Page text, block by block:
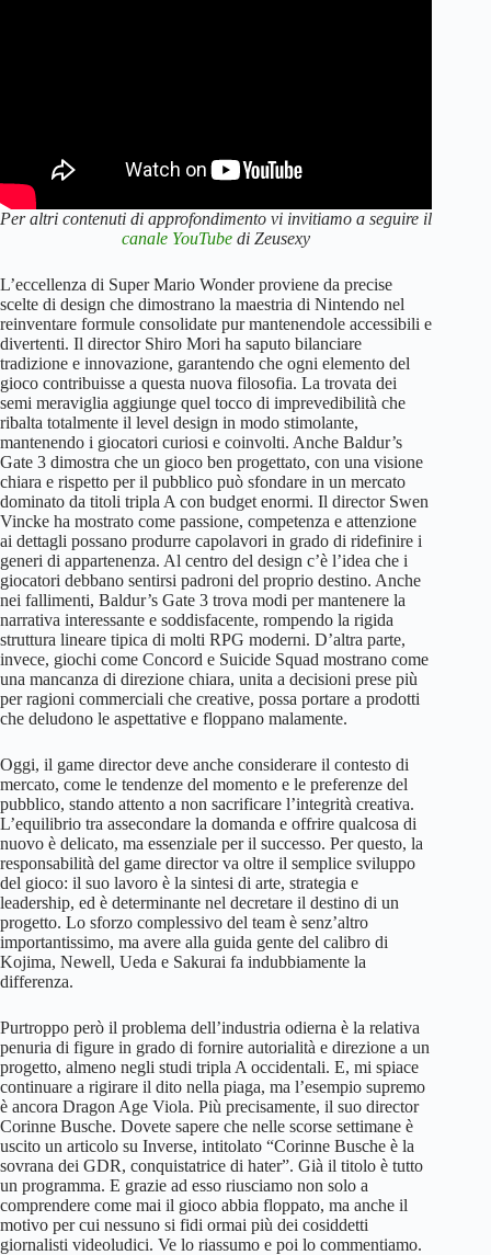
Per altri contenuti di approfondimento vi invitiamo a seguire il
canale YouTube di Zeusexy
L’eccellenza di Super Mario Wonder proviene da precise
scelte di design che dimostrano la maestria di Nintendo nel
reinventare formule consolidate pur mantenendole accessibili e
divertenti. Il director Shiro Mori ha saputo bilanciare
tradizione e innovazione, garantendo che ogni elemento del
gioco contribuisse a questa nuova filosofia. La trovata dei
semi meraviglia aggiunge quel tocco di imprevedibilità che
ribalta totalmente il level design in modo stimolante,
mantenendo i giocatori curiosi e coinvolti. Anche Baldur’s
Gate 3 dimostra che un gioco ben progettato, con una visione
chiara e rispetto per il pubblico può sfondare in un mercato
dominato da titoli tripla A con budget enormi. Il director Swen
Vincke ha mostrato come passione, competenza e attenzione
ai dettagli possano produrre capolavori in grado di ridefinire i
generi di appartenenza. Al centro del design c’è l’idea che i
giocatori debbano sentirsi padroni del proprio destino. Anche
nei fallimenti, Baldur’s Gate 3 trova modi per mantenere la
narrativa interessante e soddisfacente, rompendo la rigida
struttura lineare tipica di molti RPG moderni. D’altra parte,
invece, giochi come Concord e Suicide Squad mostrano come
una mancanza di direzione chiara, unita a decisioni prese più
per ragioni commerciali che creative, possa portare a prodotti
che deludono le aspettative e floppano malamente.
Oggi, il game director deve anche considerare il contesto di
mercato, come le tendenze del momento e le preferenze del
pubblico, stando attento a non sacrificare l’integrità creativa.
L’equilibrio tra assecondare la domanda e offrire qualcosa di
nuovo è delicato, ma essenziale per il successo. Per questo, la
responsabilità del game director va oltre il semplice sviluppo
del gioco: il suo lavoro è la sintesi di arte, strategia e
leadership, ed è determinante nel decretare il destino di un
progetto. Lo sforzo complessivo del team è senz’altro
importantissimo, ma avere alla guida gente del calibro di
Kojima, Newell, Ueda e Sakurai fa indubbiamente la
differenza.
Purtroppo però il problema dell’industria odierna è la relativa
penuria di figure in grado di fornire autorialità e direzione a un
progetto, almeno negli studi tripla A occidentali. E, mi spiace
continuare a rigirare il dito nella piaga, ma l’esempio supremo
è ancora Dragon Age Viola. Più precisamente, il suo director
Corinne Busche. Dovete sapere che nelle scorse settimane è
uscito un articolo su Inverse, intitolato “Corinne Busche è la
sovrana dei GDR, conquistatrice di hater”. Già il titolo è tutto
un programma. E grazie ad esso riusciamo non solo a
comprendere come mai il gioco abbia floppato, ma anche il
motivo per cui nessuno si fidi ormai più dei cosiddetti
giornalisti videoludici. Ve lo riassumo e poi lo commentiamo.